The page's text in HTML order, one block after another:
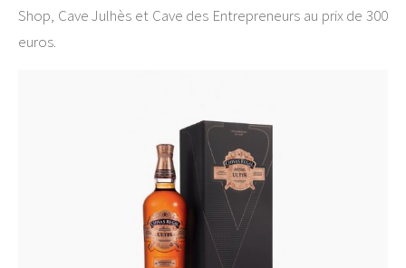
Shop, Cave Julhès et Cave des Entrepreneurs au prix de 300
euros.